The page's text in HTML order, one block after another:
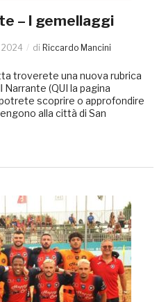
– I gemellaggi
di Riccardo Mancini
troverete una nuova rubrica
(QUI la pagina
scoprire o approfondire
alla città di San